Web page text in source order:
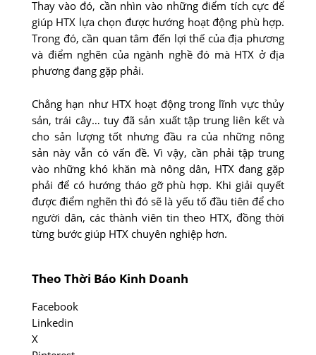
Thay vào đó, cần nhìn vào những điểm tích cực để
giúp HTX lựa chọn được hướng hoạt động phù hợp.
Trong đó, cần quan tâm đến lợi thế của địa phương
và điểm nghẽn của ngành nghề đó mà HTX ở địa
phương đang gặp phải.
Chẳng hạn như HTX hoạt động trong lĩnh vực thủy
sản, trái cây… tuy đã sản xuất tập trung liên kết và
cho sản lượng tốt nhưng đầu ra của những nông
sản này vẫn có vấn đề. Vì vậy, cần phải tập trung
vào những khó khăn mà nông dân, HTX đang gặp
phải để có hướng tháo gỡ phù hợp. Khi giải quyết
được điểm nghẽn thì đó sẽ là yếu tố đầu tiên để cho
người dân, các thành viên tin theo HTX, đồng thời
từng bước giúp HTX chuyên nghiệp hơn.
Theo Thời Báo Kinh Doanh
Facebook
Linkedin
X